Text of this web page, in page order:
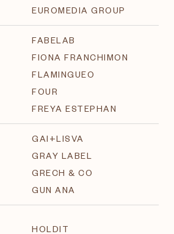
EUROMEDIA GROUP
FABELAB
FIONA FRANCHIMON
FLAMINGUEO
FOUR
FREYA ESTEPHAN
GAI+LISVA
GRAY LABEL
GRECH & CO
GUN ANA
HOLDIT